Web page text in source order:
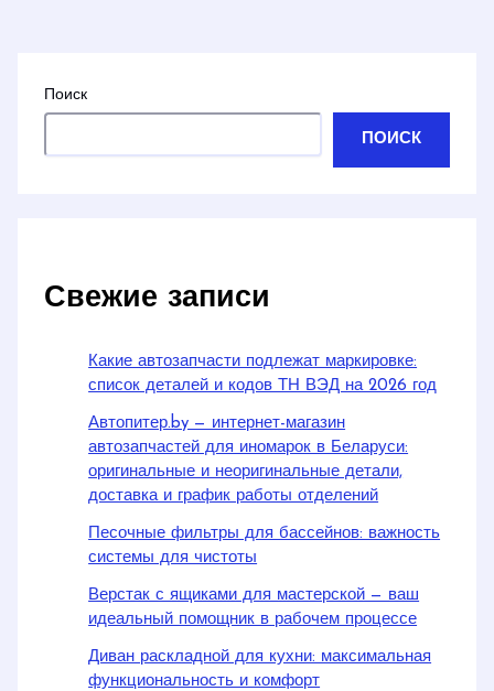
Поиск
ПОИСК
Свежие записи
Какие автозапчасти подлежат маркировке:
список деталей и кодов ТН ВЭД на 2026 год
Автопитер.by — интернет-магазин
автозапчастей для иномарок в Беларуси:
оригинальные и неоригинальные детали,
доставка и график работы отделений
Песочные фильтры для бассейнов: важность
системы для чистоты
Верстак с ящиками для мастерской — ваш
идеальный помощник в рабочем процессе
Диван раскладной для кухни: максимальная
функциональность и комфорт